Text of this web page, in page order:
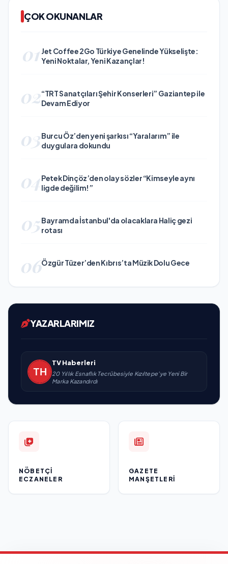
ÇOK OKUNANLAR
01 Jet Coffee 2Go Türkiye Genelinde Yükselişte:
Yeni Noktalar, Yeni Kazançlar!
02“TRT Sanatçıları Şehir Konserleri” Gaziantep ile
Devam Ediyor
03Burcu Öz’den yeni şarkısı “Yaralarım” ile
duygulara dokundu
04Petek Dinçöz’den olay sözler “Kimseyle aynı
ligde değilim!”
05Bayramda İstanbul'da olacaklara Haliç gezi
rotası
06Özgür Tüzer’den Kıbrıs’ta Müzik Dolu Gece
YAZARLARIMIZ
TV Haberleri
20 Yıllık Esnaflık Tecrübesiyle Kızıltepe'ye Yeni Bir
Marka Kazandırdı
NÖBETÇI
ECZANELER
GAZETE
MANŞETLERI